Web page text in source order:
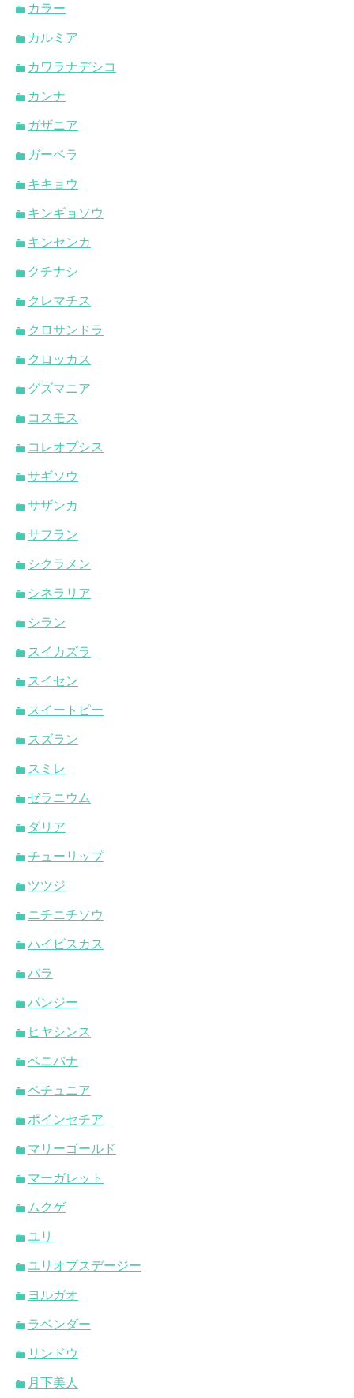
カラー
カルミア
カワラナデシコ
カンナ
ガザニア
ガーベラ
キキョウ
キンギョソウ
キンセンカ
クチナシ
クレマチス
クロサンドラ
クロッカス
グズマニア
コスモス
コレオプシス
サギソウ
サザンカ
サフラン
シクラメン
シネラリア
シラン
スイカズラ
スイセン
スイートピー
スズラン
スミレ
ゼラニウム
ダリア
チューリップ
ツツジ
ニチニチソウ
ハイビスカス
バラ
パンジー
ヒヤシンス
ベニバナ
ペチュニア
ポインセチア
マリーゴールド
マーガレット
ムクゲ
ユリ
ユリオプスデージー
ヨルガオ
ラベンダー
リンドウ
月下美人